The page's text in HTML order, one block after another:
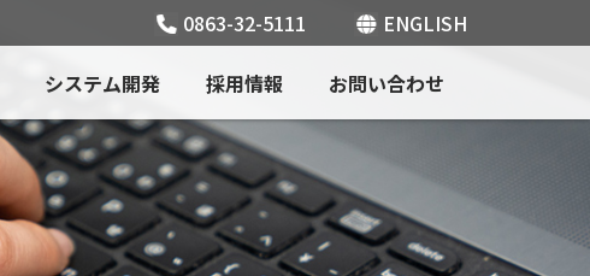
0863-32-5111 ENGLISH
システム開発 採用情報 お問い合わせ